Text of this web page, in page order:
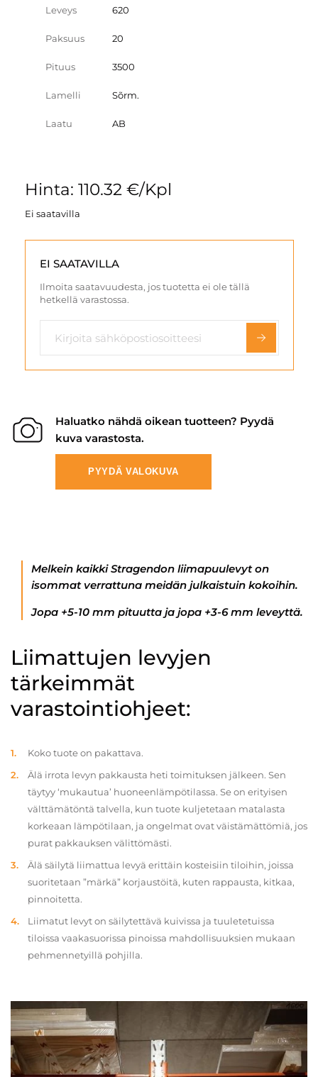
Leveys 620
Paksuus 20
Pituus 3500
Lamelli Sõrm.
Laatu AB
Hinta: 110.32 €/Kpl
Ei saatavilla
EI SAATAVILLA
Ilmoita saatavuudesta, jos tuotetta ei ole tällä
hetkellä varastossa.
Haluatko nähdä oikean tuotteen? Pyydä
kuva varastosta.
PYYDÄ VALOKUVA
Melkein kaikki Stragendon liimapuulevyt on
isommat verrattuna meidän julkaistuin kokoihin.
Jopa +5-10 mm pituutta ja jopa +3-6 mm leveyttä.
Liimattujen levyjen
tärkeimmät
varastointiohjeet:
Koko tuote on pakattava.
Älä irrota levyn pakkausta heti toimituksen jälkeen. Sen
täytyy ‘mukautua’ huoneenlämpötilassa. Se on erityisen
välttämätöntä talvella, kun tuote kuljetetaan matalasta
korkeaan lämpötilaan, ja ongelmat ovat väistämättömiä, jos
purat pakkauksen välittömästi.
Älä säilytä liimattua levyä erittäin kosteisiin tiloihin, joissa
suoritetaan ”märkä” korjaustöitä, kuten rappausta, kitkaa,
pinnoitetta.
Liimatut levyt on säilytettävä kuivissa ja tuuletetuissa
tiloissa vaakasuorissa pinoissa mahdollisuuksien mukaan
pehmennetyillä pohjilla.